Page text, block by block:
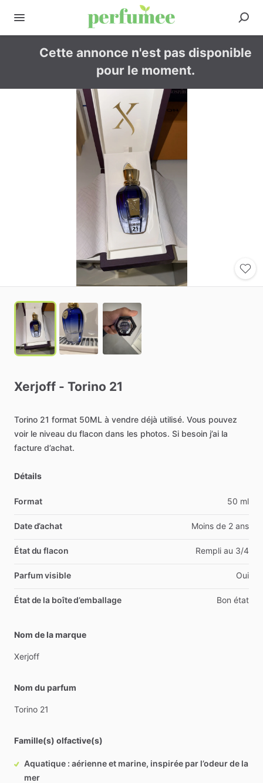
Cette annonce n'est pas disponible
pour le moment.
Xerjoff - Torino 21
Torino 21 format 50ML à vendre déjà utilisé. Vous pouvez
voir le niveau du flacon dans les photos. Si besoin j’ai la
facture d’achat.
Détails
Format 50 ml
Date d’achat Moins de 2 ans
État du flacon Rempli au 3/4
Parfum visible Oui
État de la boîte d’emballage Bon état
Nom de la marque
Xerjoff
Nom du parfum
Torino 21
Famille(s) olfactive(s)
Aquatique : aérienne et marine, inspirée par l’odeur de la
mer